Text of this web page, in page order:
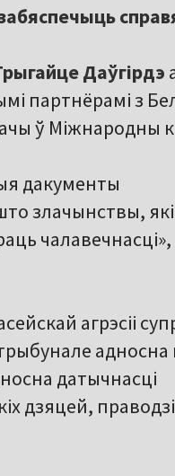
Даўгірдэ
партнёрамі з
ў Міжнародны
дакументы
злачынствы,
агрэсіі
адносна
датычнасці
дзяцей,